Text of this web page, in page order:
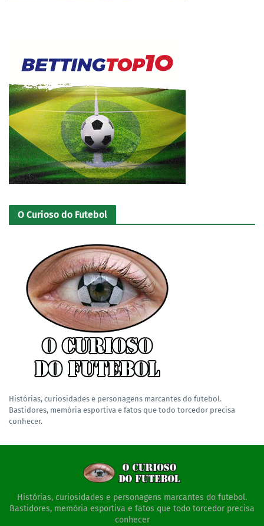
O Curioso do Futebol
Histórias, curiosidades e personagens marcantes do futebol.
Bastidores, memória esportiva e fatos que todo torcedor precisa
conhecer.
Histórias, curiosidades e personagens marcantes do futebol.
Bastidores, memória esportiva e fatos que todo torcedor precisa
conhecer